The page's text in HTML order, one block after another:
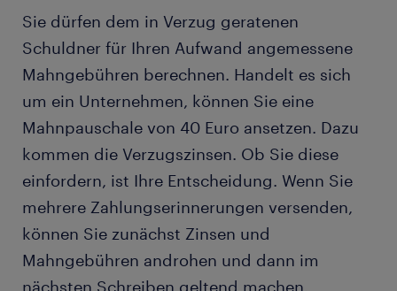
Sie dürfen dem in Verzug geratenen
Schuldner für Ihren Aufwand angemessene
Mahngebühren berechnen. Handelt es sich
um ein Unternehmen, können Sie eine
Mahnpauschale von 40 Euro ansetzen. Dazu
kommen die Verzugszinsen. Ob Sie diese
einfordern, ist Ihre Entscheidung. Wenn Sie
mehrere Zahlungserinnerungen versenden,
können Sie zunächst Zinsen und
Mahngebühren androhen und dann im
nächsten Schreiben geltend machen.